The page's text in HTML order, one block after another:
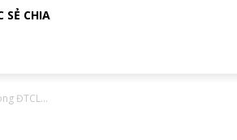
SẺ CHIA
ĐTCL...